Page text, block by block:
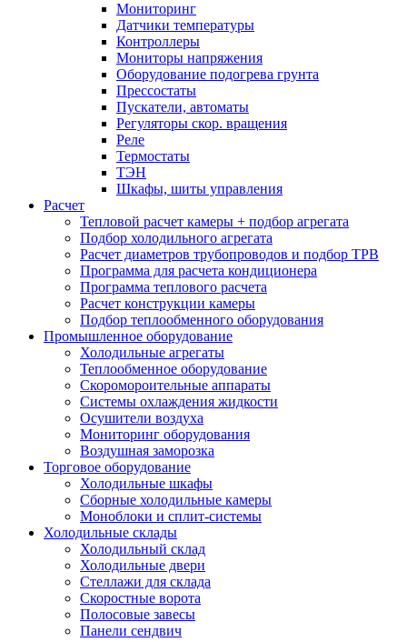
Мониторинг
Датчики температуры
Контроллеры
Мониторы напряжения
Оборудование подогрева грунта
Прессостаты
Пускатели, автоматы
Регуляторы скор. вращения
Реле
Термостаты
ТЭН
Шкафы, шиты управления
Расчет
Тепловой расчет камеры + подбор агрегата
Подбор холодильного агрегата
Расчет диаметров трубопроводов и подбор ТРВ
Программа для расчета кондиционера
Программа теплового расчета
Расчет конструкции камеры
Подбор теплообменного оборудования
Промышленное оборудование
Холодильные агрегаты
Теплообменное оборудование
Скоромороительные аппараты
Системы охлаждения жидкости
Осушители воздуха
Мониторинг оборудования
Воздушная заморозка
Торговое оборудование
Холодильные шкафы
Сборные холодильные камеры
Моноблоки и сплит-системы
Холодильные склады
Холодильный склад
Холодильные двери
Стеллажи для склада
Скоростные ворота
Полосовые завесы
Панели сендвич